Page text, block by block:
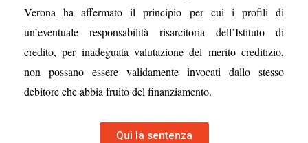
Verona ha affermato il principio per cui i profili di
un’eventuale responsabilità risarcitoria dell’Istituto di
credito, per inadeguata valutazione del merito creditizio,
non possano essere validamente invocati dallo stesso
debitore che abbia fruito del finanziamento.
Qui la sentenza